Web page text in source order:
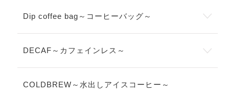
Dip coffee bag～コーヒーバッグ～
DECAF～カフェインレス～
COLDBREW～水出しアイスコーヒー～